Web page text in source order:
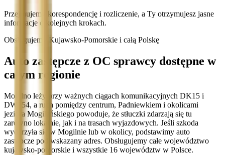
Przejmujemy korespondencję i rozliczenie, a Ty otrzymujesz jasne
informacje o kolejnych krokach.
Obsługujemy Kujawsko-Pomorskie i całą Polskę
Auto zastępcze z OC sprawcy dostępne w
całym regionie
Mogilno leży przy ważnych ciągach komunikacyjnych DK15 i
DW254, a ruch pomiędzy centrum, Padniewkiem i okolicami
jeziora Mogileńskiego powoduje, że stłuczki zdarzają się tu
zarówno lokalnie, jak i na trasach wyjazdowych. Jeśli szkoda
wydarzyła się w Mogilnie lub w okolicy, podstawimy auto
zastępcze pod wskazany adres. Obsługujemy całe województwo
kujawsko-pomorskie i wszystkie 16 województw w Polsce.